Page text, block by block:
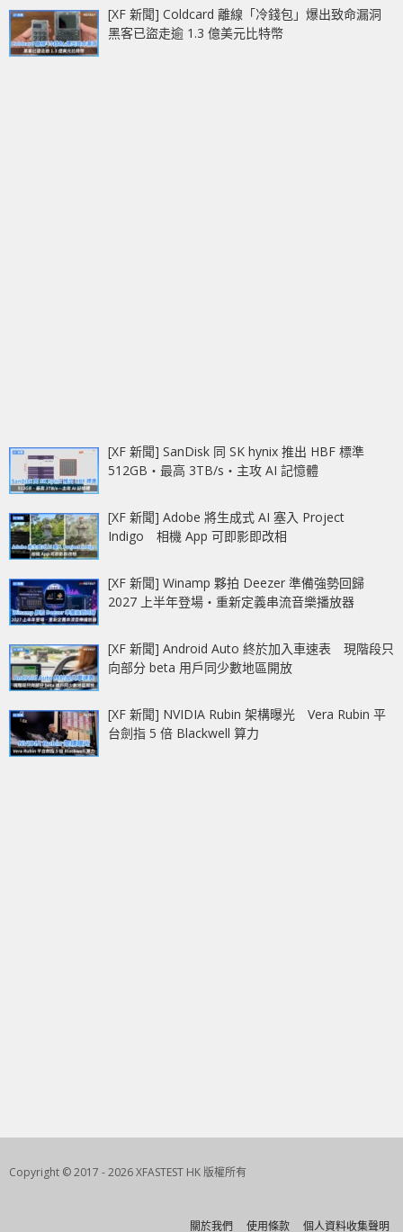
[XF 新聞] Coldcard 離線「冷錢包」爆出致命漏洞
黑客已盜走逾 1.3 億美元比特幣
[XF 新聞] SanDisk 同 SK hynix 推出 HBF 標準
512GB‧最高 3TB/s‧主攻 AI 記憶體
[XF 新聞] Adobe 將生成式 AI 塞入 Project
Indigo 相機 App 可即影即改相
[XF 新聞] Winamp 夥拍 Deezer 準備強勢回歸
2027 上半年登場‧重新定義串流音樂播放器
[XF 新聞] Android Auto 終於加入車速表 現階段只
向部分 beta 用戶同少數地區開放
[XF 新聞] NVIDIA Rubin 架構曝光 Vera Rubin 平
台劍指 5 倍 Blackwell 算力
Copyright © 2017 - 2026 XFASTEST HK 版權所有
關於我們 使用條款 個人資料收集聲明